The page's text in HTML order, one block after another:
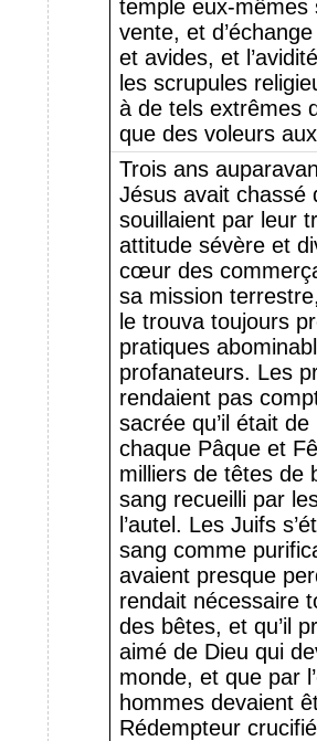
temple eux-mêmes
vente, et
et avides, et
les scrupules
à de tels extrêmes
que des voleurs
Trois ans
Jésus avait chassé
souillaient par leur
attitude sévère et
cœur des
sa mission
le trouva toujours
pratiques
profanateurs. Les
rendaient pas
sacrée qu’il était
chaque Pâque et
milliers de têtes de
sang recueilli par
l’autel. Les Juifs
sang comme
avaient presque
rendait nécessaire
des bêtes, et qu’il
aimé de Dieu qui
monde, et que par
hommes devaient
Rédempteur